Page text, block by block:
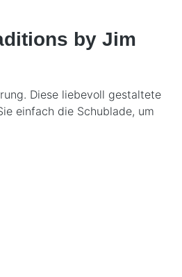
by Jim
Diese liebevoll gestaltete
einfach die Schublade, um